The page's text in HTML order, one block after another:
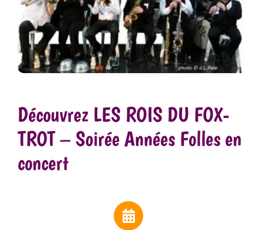
Découvrez LES ROIS DU FOX-
TROT – Soirée Années Folles en
concert